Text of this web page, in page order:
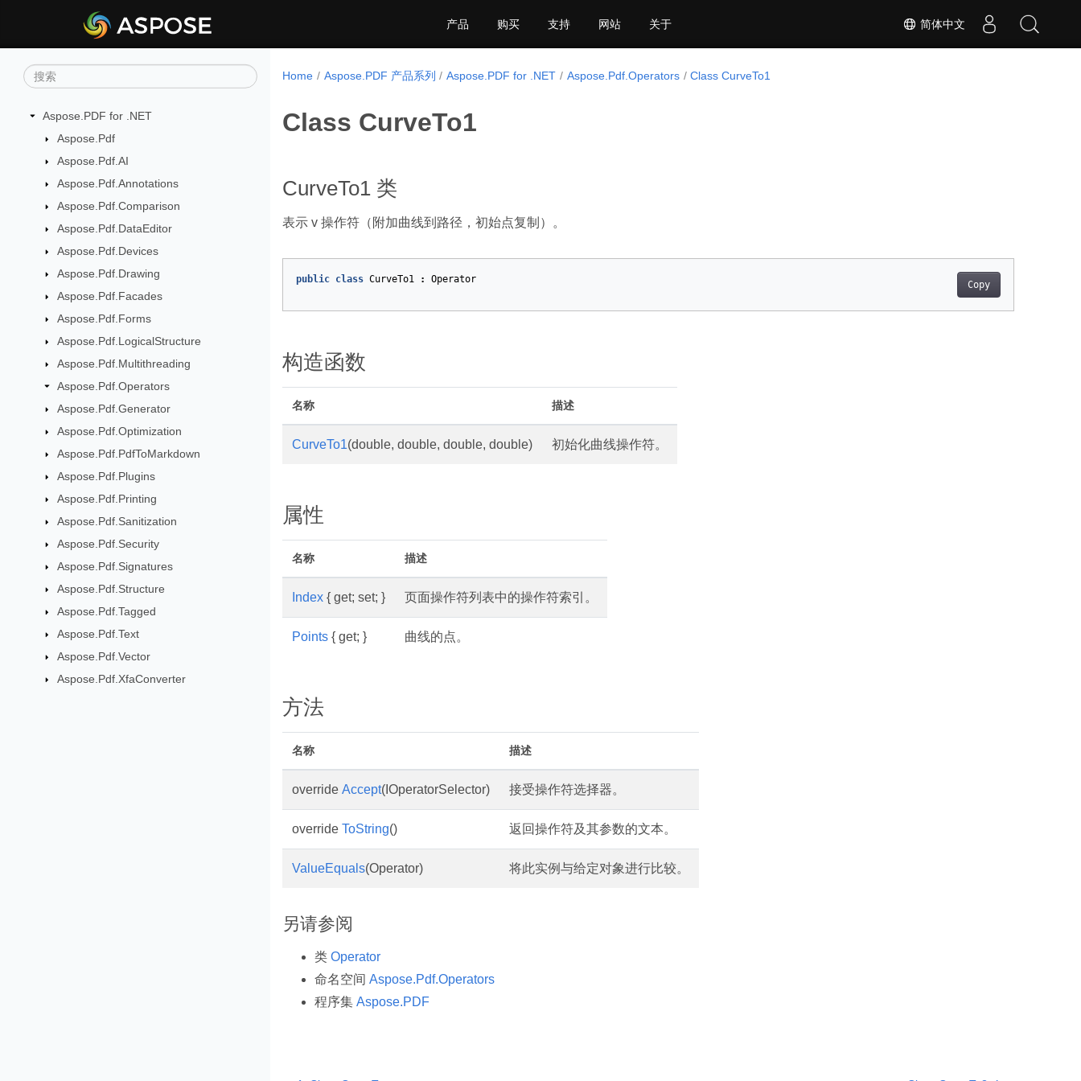
简体中文
产品 购买 支持 网站 关于
Aspose.PDF for .NET
Aspose.Pdf
Aspose.Pdf.AI
Aspose.Pdf.Annotations
Aspose.Pdf.Comparison
Aspose.Pdf.DataEditor
Aspose.Pdf.Devices
Aspose.Pdf.Drawing
Aspose.Pdf.Facades
Aspose.Pdf.Forms
Aspose.Pdf.LogicalStructure
Aspose.Pdf.Multithreading
Aspose.Pdf.Operators
Aspose.Pdf.Generator
Aspose.Pdf.Optimization
Aspose.Pdf.PdfToMarkdown
Aspose.Pdf.Plugins
Aspose.Pdf.Printing
Aspose.Pdf.Sanitization
Aspose.Pdf.Security
Aspose.Pdf.Signatures
Aspose.Pdf.Structure
Aspose.Pdf.Tagged
Aspose.Pdf.Text
Aspose.Pdf.Vector
Aspose.Pdf.XfaConverter
Home Aspose.PDF 产品系列 Aspose.PDF for .NET Aspose.Pdf.Operators Class CurveTo1
Class CurveTo1
CurveTo1 类
表示 v 操作符（附加曲线到路径，初始点复制）。
Copy
public class CurveTo1 : Operator
构造函数
名称 描述
CurveTo1(double, double, double, double) 初始化曲线操作符。
属性
名称 描述
Index { get; set; } 页面操作符列表中的操作符索引。
Points { get; } 曲线的点。
方法
名称 描述
override Accept(IOperatorSelector) 接受操作符选择器。
override ToString() 返回操作符及其参数的文本。
ValueEquals(Operator) 将此实例与给定对象进行比较。
另请参阅
类 Operator
命名空间 Aspose.Pdf.Operators
程序集 Aspose.PDF